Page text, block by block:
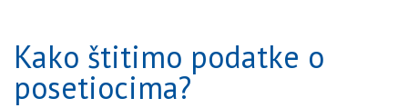
Kako štitimo podatke o
posetiocima?